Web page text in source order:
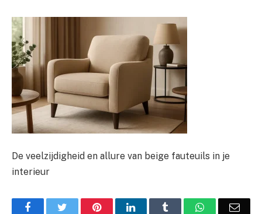
De veelzijdigheid en allure van beige fauteuils in je
interieur
FacebookTwitter PinterestLinkedIn Tumblr WhatsApp